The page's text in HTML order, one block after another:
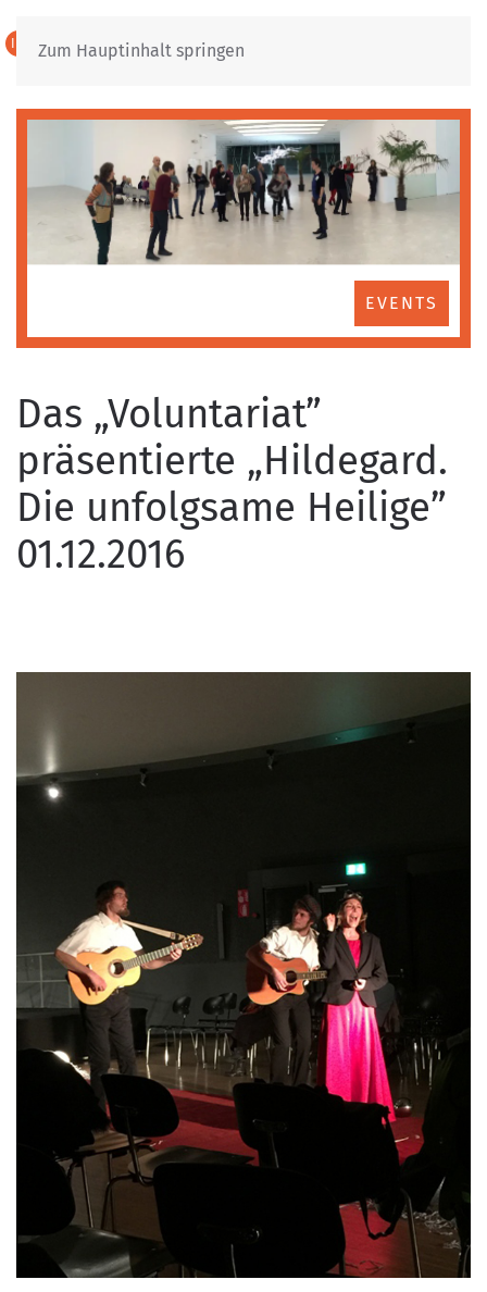
Zum Hauptinhalt springen
IT DE
EVENTS
Das „Voluntariat”
präsentierte „Hildegard.
Die unfolgsame Heilige”
01.12.2016